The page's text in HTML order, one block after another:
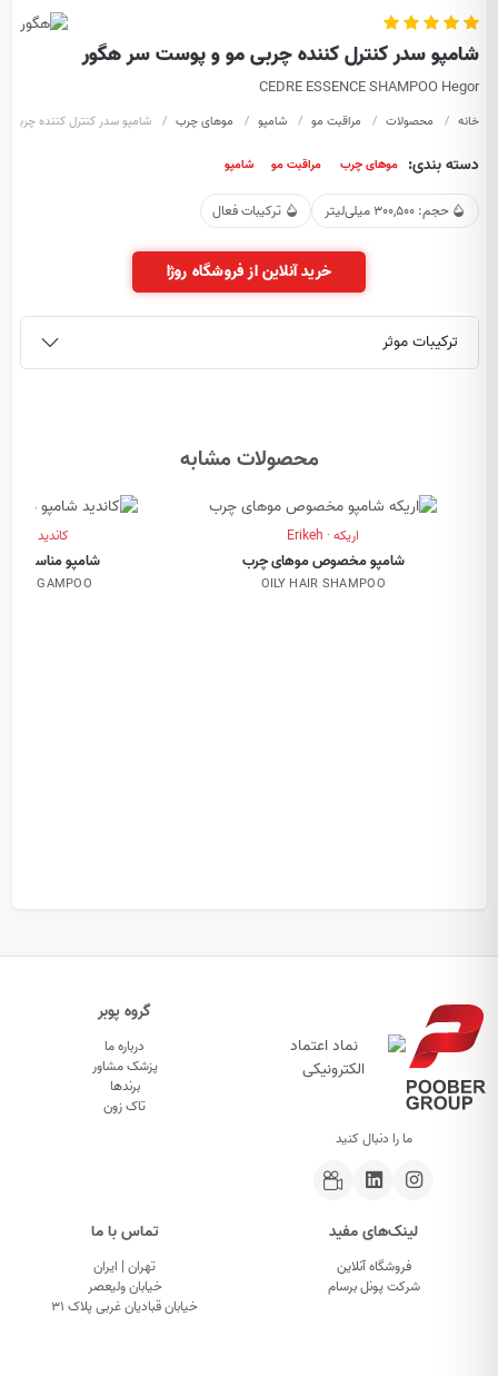
شامپو سدر کنترل کننده چربی مو و پوست سر هگور
CEDRE ESSENCE SHAMPOO Hegor
خانه محصولات مراقبت مو شامپو موهای چرب شامپو سدر کنترل کننده
دسته بندی: موهای چرب مراقبت مو شامپو
حجم: 300,500 میلی‌لیتر ترکیبات فعال
خرید آنلاین از فروشگاه روژا
ترکیبات موثر
محصولات مشابه
اریکه · Erikeh
شامپو مخصوص موهای چرب
OILY HAIR SHAMPOO
کاندید · Candid
شامپو مناسب
SGAMPOO
ما را دنبال کنید
گروه پوبر
درباره ما
پزشک مشاور
برندها
تاک زون
لینک‌های مفید
فروشگاه آنلاین
شرکت پونل برسام
تماس با ما
تهران | ایران
خیابان ولیعصر
خیابان قبادیان غربی پلاک ۳۱